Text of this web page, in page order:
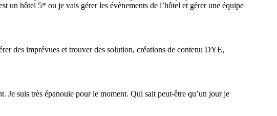
un hôtel 5* ou je vais gérer les évènements de l’hôtel et gérer une équipe
des imprévues et trouver des solution, créations de contenu DYE,
Je suis très épanouie pour le moment. Qui sait peut-être qu’un jour je